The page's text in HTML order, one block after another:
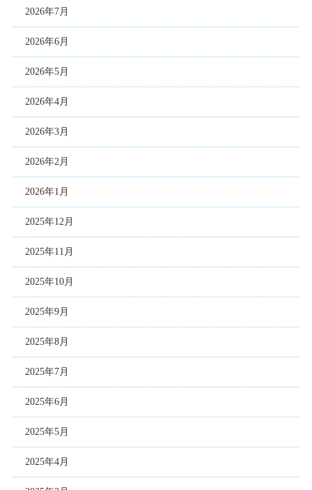
2026年7月
2026年6月
2026年5月
2026年4月
2026年3月
2026年2月
2026年1月
2025年12月
2025年11月
2025年10月
2025年9月
2025年8月
2025年7月
2025年6月
2025年5月
2025年4月